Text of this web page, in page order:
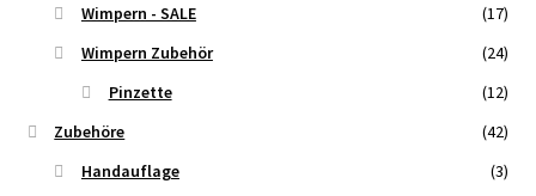
Wimpern - SALE
(17)
Wimpern Zubehör
(24)
Pinzette
(12)
Zubehöre
(42)
Handauflage
(3)